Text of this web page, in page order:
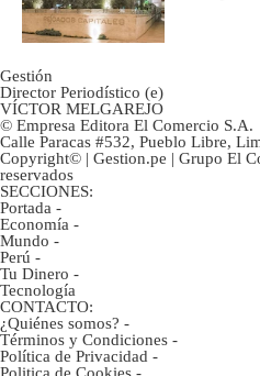
Gestión
Director Periodístico (e)
VÍCTOR MELGAREJO
© Empresa Editora El Comercio S.A.
Calle Paracas #532, Pueblo Libre,
Copyright© | Gestion.pe | Grupo El
reservados
SECCIONES:
Portada -
Economía -
Mundo -
Perú -
Tu Dinero -
Tecnología
CONTACTO:
¿Quiénes somos? -
Términos y Condiciones -
Política de Privacidad -